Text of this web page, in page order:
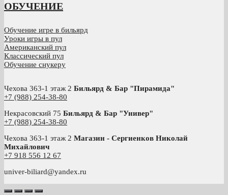
ОБУЧЕНИЕ
Обучение игре в бильярд
Уроки игры в пул
Американский пул
Классический пул
Обучение снукеру
Чехова 363-1 этаж 2 Бильярд & Бар "Пирамида"
+7 (988) 254-38-80
Некрасовский 75 Бильярд & Бар "Универ"
+7 (988) 254-38-80
Чехова 363-1 этаж 2 Магазин - Сергиенков Николай
Михайлович
+7 918 556 12 67
univer-biliard@yandex.ru